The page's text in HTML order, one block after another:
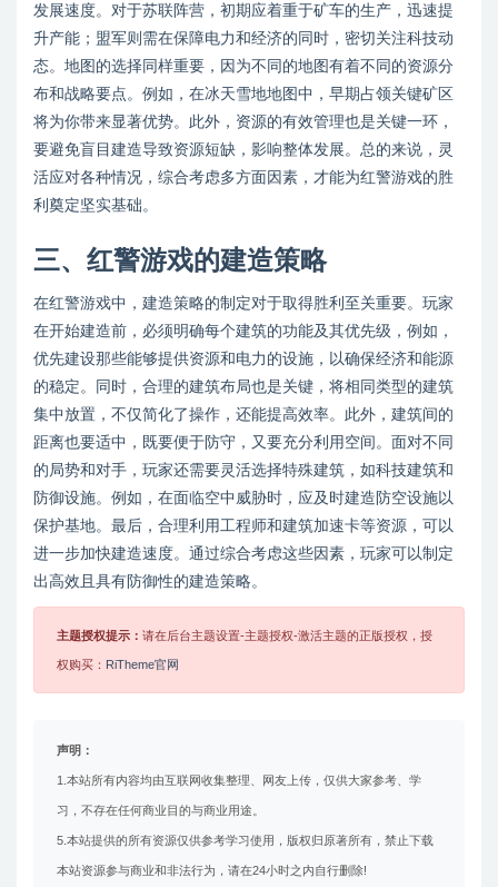
发展速度。对于苏联阵营，初期应着重于矿车的生产，迅速提
升产能；盟军则需在保障电力和经济的同时，密切关注科技动
态。地图的选择同样重要，因为不同的地图有着不同的资源分
布和战略要点。例如，在冰天雪地地图中，早期占领关键矿区
将为你带来显著优势。此外，资源的有效管理也是关键一环，
要避免盲目建造导致资源短缺，影响整体发展。总的来说，灵
活应对各种情况，综合考虑多方面因素，才能为红警游戏的胜
利奠定坚实基础。
三、红警游戏的建造策略
在红警游戏中，建造策略的制定对于取得胜利至关重要。玩家
在开始建造前，必须明确每个建筑的功能及其优先级，例如，
优先建设那些能够提供资源和电力的设施，以确保经济和能源
的稳定。同时，合理的建筑布局也是关键，将相同类型的建筑
集中放置，不仅简化了操作，还能提高效率。此外，建筑间的
距离也要适中，既要便于防守，又要充分利用空间。面对不同
的局势和对手，玩家还需要灵活选择特殊建筑，如科技建筑和
防御设施。例如，在面临空中威胁时，应及时建造防空设施以
保护基地。最后，合理利用工程师和建筑加速卡等资源，可以
进一步加快建造速度。通过综合考虑这些因素，玩家可以制定
出高效且具有防御性的建造策略。
主题授权提示： 请在后台主题设置-主题授权-激活主题的正版授权，授
权购买： RiTheme官网
声明：
1.本站所有内容均由互联网收集整理、网友上传，仅供大家参考、学
习，不存在任何商业目的与商业用途。
5.本站提供的所有资源仅供参考学习使用，版权归原著所有，禁止下载
本站资源参与商业和非法行为，请在24小时之内自行删除!